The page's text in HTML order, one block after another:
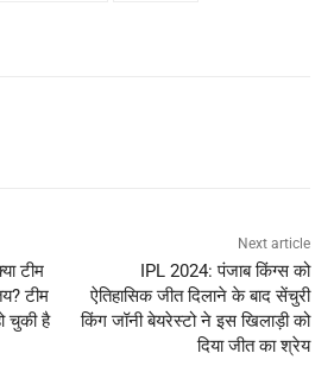
टीम
टीम
चुकी है
Next article
IPL 2024: पंजाब किंग्स को
ऐतिहासिक जीत दिलाने के बाद सेंचुरी
किंग जॉनी बेयरेस्टो ने इस खिलाड़ी को
दिया जीत का श्रेय